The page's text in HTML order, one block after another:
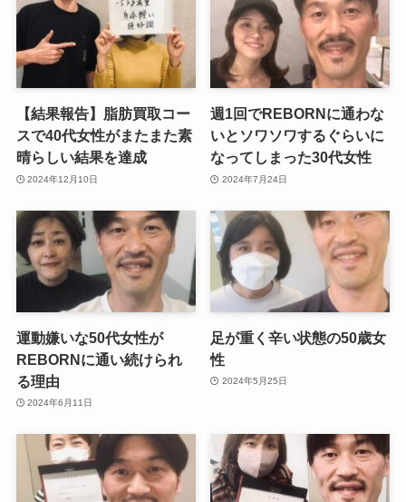
【結果報告】脂肪買取コー
スで40代女性がまたまた素
晴らしい結果を達成
2024年12月10日
週1回でREBORNに通わな
いとソワソワするぐらいに
なってしまった30代女性
2024年7月24日
運動嫌いな50代女性が
REBORNに通い続けられ
る理由
2024年6月11日
足が重く辛い状態の50歳女
性
2024年5月25日